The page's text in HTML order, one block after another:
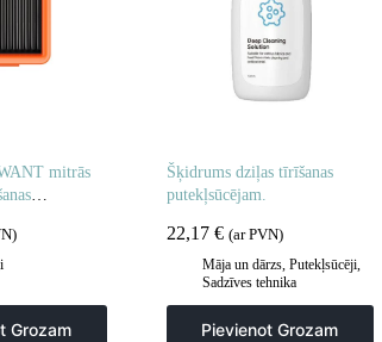
mitrās
Grozam
Šķidrums dziļas tīrīšanas
putekļsūcējam.
22,17 € (ar PVN)
Māja un dārzs, Putekļsūcēji,
Sadzīves tehnika
Pievienot Grozam